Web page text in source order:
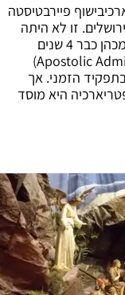
פיירבטיסטה
זו לא היתה
הפתעה מוחלטת שכן הארכיבישוף פיצאבלה מכהן כבר 4 שנים
כאדמיניסטרטור מטעם האפיפיור (Apostolic Administrator)
הזמני. אך
היא מוסד